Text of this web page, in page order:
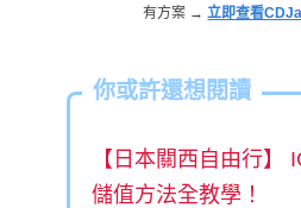
有方案 →立即查看
你或許還想閱讀
【日本關西自由行】
儲值方法全教學！